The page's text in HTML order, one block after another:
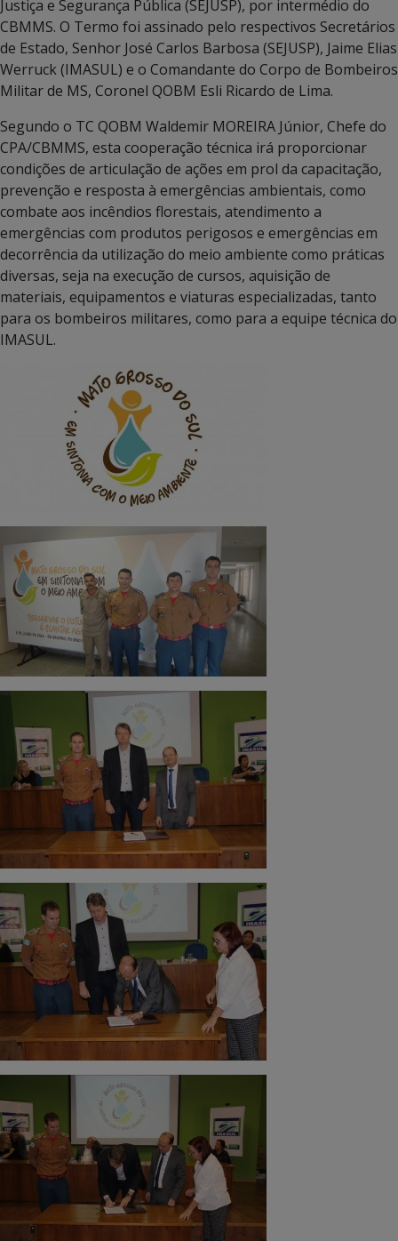
Justiça e Segurança Pública (SEJUSP), por intermédio do
CBMMS. O Termo foi assinado pelo respectivos Secretários
de Estado, Senhor José Carlos Barbosa (SEJUSP), Jaime Elias
Werruck (IMASUL) e o Comandante do Corpo de Bombeiros
Militar de MS, Coronel QOBM Esli Ricardo de Lima.
Segundo o TC QOBM Waldemir MOREIRA Júnior, Chefe do
CPA/CBMMS, esta cooperação técnica irá proporcionar
condições de articulação de ações em prol da capacitação,
prevenção e resposta à emergências ambientais, como
combate aos incêndios florestais, atendimento a
emergências com produtos perigosos e emergências em
decorrência da utilização do meio ambiente como práticas
diversas, seja na execução de cursos, aquisição de
materiais, equipamentos e viaturas especializadas, tanto
para os bombeiros militares, como para a equipe técnica do
IMASUL.